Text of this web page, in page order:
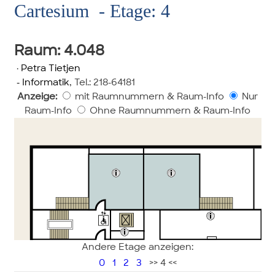
Cartesium - Etage: 4
Raum: 4.048
· Petra Tietjen
- Informatik, Tel.: 218-64181
Anzeige:
mit Raumnummern & Raum-Info
Nur
Raum-Info
Ohne Raumnummern & Raum-Info
Andere Etage anzeigen:
0
1 2 3 >> 4 <<